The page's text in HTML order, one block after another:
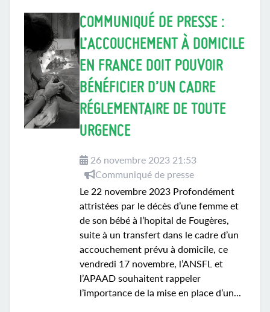
COMMUNIQUÉ DE PRESSE :
L’ACCOUCHEMENT À DOMICILE
EN FRANCE DOIT POUVOIR
BÉNÉFICIER D’UN CADRE
RÉGLEMENTAIRE DE TOUTE
URGENCE
26 novembre 2023 21:53
Communiqué de presse
Le 22 novembre 2023 Profondément
attristées par le décès d’une femme et
de son bébé à l’hopital de Fougères,
suite à un transfert dans le cadre d’un
accouchement prévu à domicile, ce
vendredi 17 novembre, l’ANSFL et
l’APAAD souhaitent rappeler
l’importance de la mise en place d’un...